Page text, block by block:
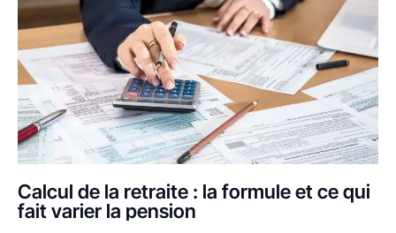
Calcul de la retraite : la formule et ce qui
fait varier la pension